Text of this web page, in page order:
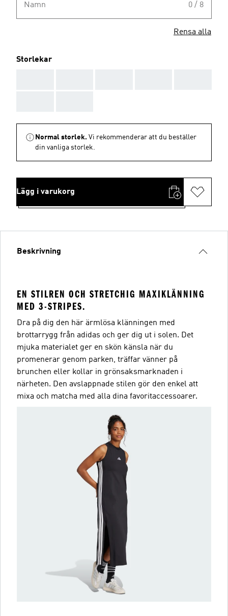
Namn 0 / 8
Rensa alla
Storlekar
Normal storlek. Vi rekommenderar att du beställer
din vanliga storlek.
Lägg i varukorg
Beskrivning
EN STILREN OCH STRETCHIG MAXIKLÄNNING
MED 3-STRIPES.
Dra på dig den här ärmlösa klänningen med
brottarrygg från adidas och ger dig ut i solen. Det
mjuka materialet ger en skön känsla när du
promenerar genom parken, träffar vänner på
brunchen eller kollar in grönsaksmarknaden i
närheten. Den avslappnade stilen gör den enkel att
mixa och matcha med alla dina favoritaccessoarer.